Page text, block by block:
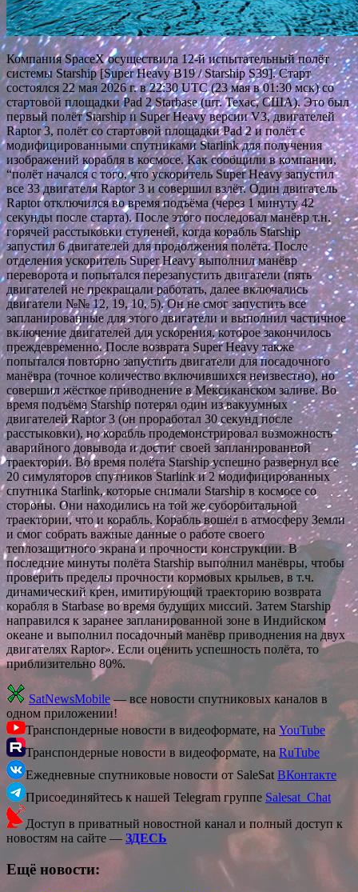
Компания SpaceX осуществила 12-й испытательный полёт
системы Starship [Super Heavy B19 / Starship S39]. Старт
состоялся 22 мая 2026 г. в 22:30 UTC (23 мая в 01:30 мск) со
стартовой площадки Pad 2 Starbase (шт. Техас, США). Это был
первый полёт Starship и Super Heavy версии V3, двигателей
Raptor 3, полёт со стартовой площадки Pad 2 и полёт с
модифицированными спутниками Starlink для получения
изображений корабля в космосе. Как сообщили в компании,
“полёт начался с того, что ускоритель Super Heavy запустил
все 33 двигателя Raptor 3 и совершил взлёт. Один двигатель
Raptor отключился во время подъёма (через 1 минуту 42
секунды после старта). После этого последовал манёвр т.н.
горячей расстыковки ступеней, когда корабль Starship
запустил 6 двигателей для продолжения полёта. После
отделения ускоритель Super Heavy выполнил манёвр
переворота и попытался перезапустить двигатели (пять
двигателей не прекращали работать, далее включались
двигатели №№ 12, 19, 10, 5). Он не смог запустить все
запланированные для этого двигатели и выполнил частичное
включение двигателей для ускорения, которое закончилось
преждевременно. После возврата Super Heavy также
попытался повторно запустить двигатели для посадочного
манёвра (точное количество включившихся неизвестно), но
совершил жёсткое приводнение в Мексиканском заливе. Во
время подъёма Starship потерял один из вакуумных
двигателей Raptor 3 (он проработал 30 секунд после
расстыковки), но корабль продемонстрировал возможность
аварийного довывода и достиг своей запланированной
траектории. Во время полёта Starship успешно развернул все
20 симуляторов спутников Starlink и 2 модифицированных
спутника Starlink, которые снимали Starship в космосе со
стороны. Они находились на той же суборбитальной
траектории, что и корабль. Корабль вошёл в атмосферу Земли
и смог собрать важные данные о работе своего
теплозащитного экрана и прочности конструкции. В
последние минуты полёта Starship выполнил манёвры, чтобы
проверить пределы прочности кормовых крыльев, в т.ч.
динамический крен, имитирующий траекторию возврата
корабля в Starbase во время будущих миссий. Затем Starship
направился к заранее запланированной зоне в Индийском
океане и выполнил посадочный манёвр приводнения на двух
двигателях Raptor». Если оценить успешность полёта, то
приблизительно 80%.
SatNewsMobile— все новости спутниковых каналов в
одном приложении!
Транспондерные новости в видеоформате, на YouTube
Транспондерные новости в видеоформате, на RuTube
Ежедневные спутниковые новости от SaleSat ВКонтакте
Присоединяйтесь к нашей Telegram группе Salesat_Chat
Доступ в приватный новостной канал и полный доступ к
новостям на сайте — ЗДЕСЬ
Ещё новости: